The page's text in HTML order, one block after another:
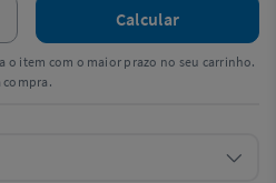
Calcular
o item com o maior prazo no seu carrinho.
compra.